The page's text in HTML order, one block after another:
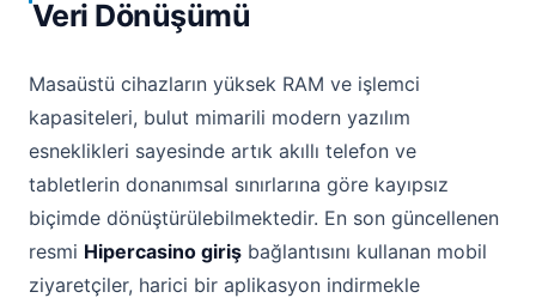
Veri Dönüşümü
Masaüstü cihazların yüksek RAM ve işlemci
kapasiteleri, bulut mimarili modern yazılım
esneklikleri sayesinde artık akıllı telefon ve
tabletlerin donanımsal sınırlarına göre kayıpsız
biçimde dönüştürülebilmektedir. En son güncellenen
resmi Hipercasino giriş bağlantısını kullanan mobil
ziyaretçiler, harici bir aplikasyon indirmekle